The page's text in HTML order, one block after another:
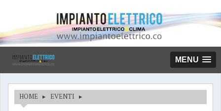
MENU
HOME ▸ EVENTI ▸